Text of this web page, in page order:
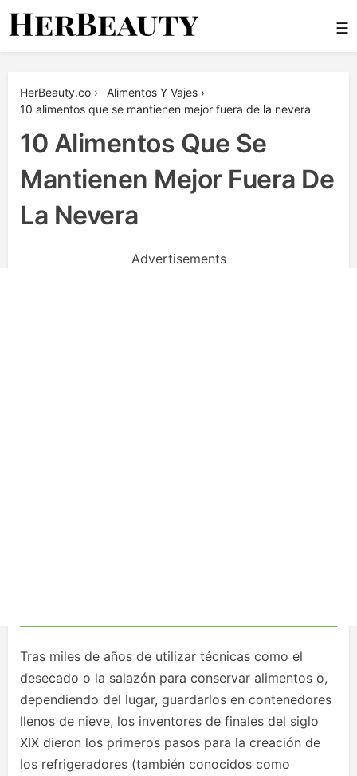
Skip
☰
HerBeauty.co › Alimentos Y Vajes ›
10 alimentos que se mantienen mejor fuera de la nevera
10 Alimentos Que Se
Mantienen Mejor Fuera De
La Nevera
Advertisements
Tras miles de años de utilizar técnicas como el
desecado o la salazón para conservar alimentos o,
dependiendo del lugar, guardarlos en contenedores
llenos de nieve, los inventores de finales del siglo
XIX dieron los primeros pasos para la creación de
los refrigeradores (también conocidos como